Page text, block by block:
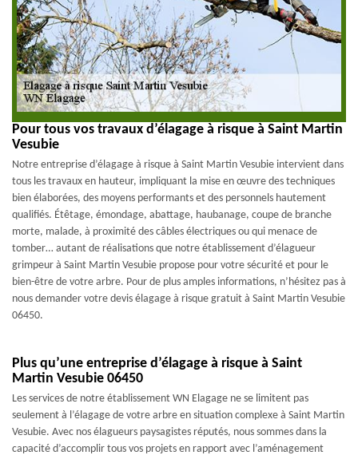
Pour tous vos travaux d’élagage à risque à Saint Martin
Vesubie
Notre entreprise d’élagage à risque à Saint Martin Vesubie intervient dans
tous les travaux en hauteur, impliquant la mise en œuvre des techniques
bien élaborées, des moyens performants et des personnels hautement
qualifiés. Étêtage, émondage, abattage, haubanage, coupe de branche
morte, malade, à proximité des câbles électriques ou qui menace de
tomber… autant de réalisations que notre établissement d’élagueur
grimpeur à Saint Martin Vesubie propose pour votre sécurité et pour le
bien-être de votre arbre. Pour de plus amples informations, n’hésitez pas à
nous demander votre devis élagage à risque gratuit à Saint Martin Vesubie
06450.
Plus qu’une entreprise d’élagage à risque à Saint
Martin Vesubie 06450
Les services de notre établissement WN Elagage ne se limitent pas
seulement à l’élagage de votre arbre en situation complexe à Saint Martin
Vesubie. Avec nos élagueurs paysagistes réputés, nous sommes dans la
capacité d’accomplir tous vos projets en rapport avec l’aménagement